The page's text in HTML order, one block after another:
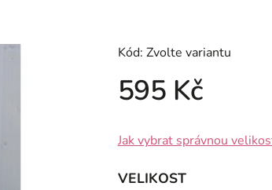
Kód: Zvolte variantu
595 Kč
Jak vybrat správnou
VELIKOST